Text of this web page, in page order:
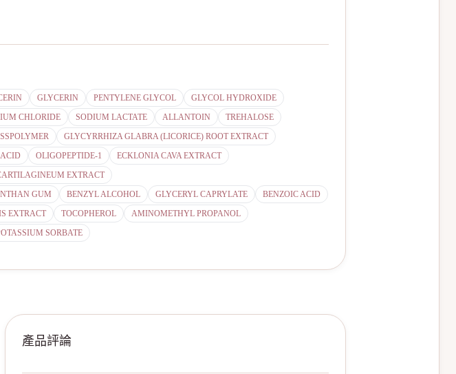
GLYCERIN PENTYLENE GLYCOL
GLYCOL HYDROXIDE
CHLORIDE SODIUM LACTATE ALLANTOIN
TREHALOSE
GLYCYRRHIZA GLABRA (LICORICE) ROOT EXTRACT
OLIGOPEPTIDE-1
ECKLONIA CAVA EXTRACT
EXTRACT
GUM BENZYL ALCOHOL GLYCERYL CAPRYLATE
BENZOIC ACID
EXTRACT TOCOPHEROL
AMINOMETHYL PROPANOL
SORBATE
產品評論